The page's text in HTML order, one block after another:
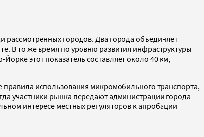
городов. Два города объединяет
В то же время по уровню развития инфраструктуры
этот показатель составляет около 40 км,
использования микромобильного транспорта,
участники рынка передают администрации города
интересе местных регуляторов к апробации